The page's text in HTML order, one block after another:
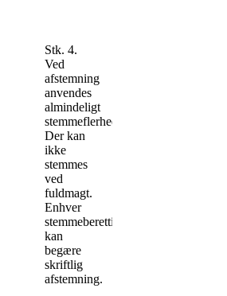
Stk. 4.
Ved
afstemning
anvendes
almindeligt
stemmeflerhed.
Der kan
ikke
stemmes
ved
fuldmagt.
Enhver
stemmeberettiget
kan
begære
skriftlig
afstemning.